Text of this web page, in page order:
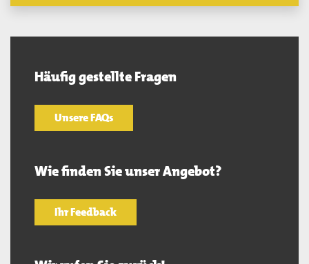
Häufig gestellte Fragen
Unsere FAQs
Wie finden Sie unser Angebot?
Ihr Feedback